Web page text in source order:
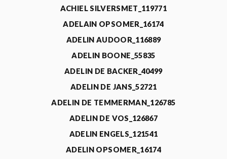
ACHIEL SILVERSMET_119771
ADELAIN OPSOMER_16174
ADELIN AUDOOR_116889
ADELIN BOONE_55835
ADELIN DE BACKER_40499
ADELIN DE JANS_52721
ADELIN DE TEMMERMAN_126785
ADELIN DE VOS_126867
ADELIN ENGELS_121541
ADELIN OPSOMER_16174